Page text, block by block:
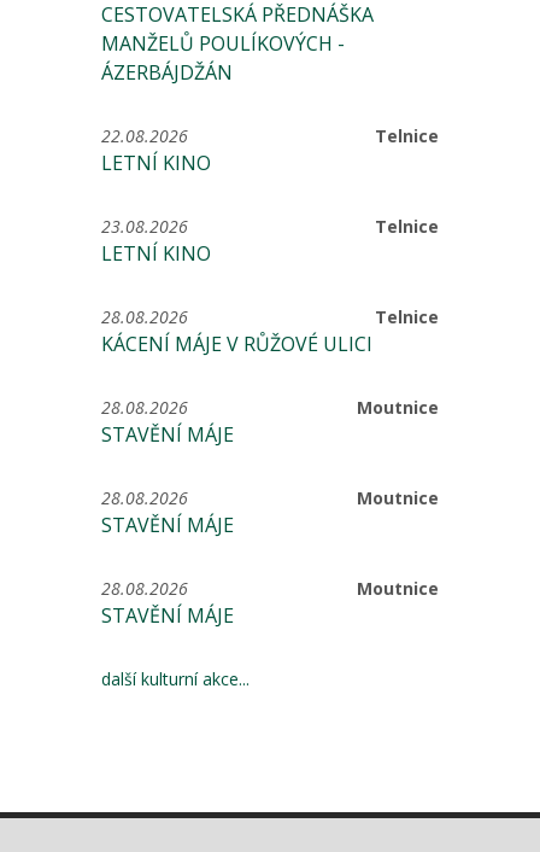
CESTOVATELSKÁ PŘEDNÁŠKA
MANŽELŮ POULÍKOVÝCH -
ÁZERBÁJDŽÁN
Telnice
22.08.2026
LETNÍ KINO
Telnice
23.08.2026
LETNÍ KINO
Telnice
28.08.2026
KÁCENÍ MÁJE V RŮŽOVÉ ULICI
Moutnice
28.08.2026
STAVĚNÍ MÁJE
Moutnice
28.08.2026
STAVĚNÍ MÁJE
Moutnice
28.08.2026
STAVĚNÍ MÁJE
další kulturní akce...